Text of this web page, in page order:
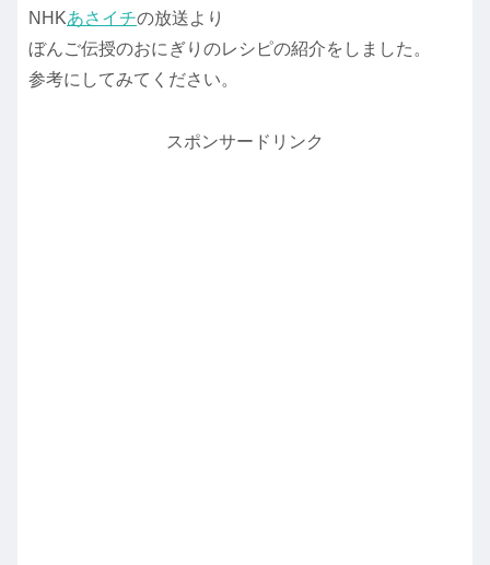
NHKあさイチの放送より
ぼんご伝授のおにぎりのレシピの紹介をしました。
参考にしてみてください。
スポンサードリンク